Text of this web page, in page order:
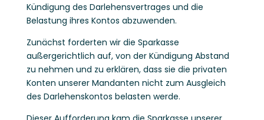
Kündigung des Darlehensvertrages und die
Belastung ihres Kontos abzuwenden.
Zunächst forderten wir die Sparkasse
außergerichtlich auf, von der Kündigung Abstand
zu nehmen und zu erklären, dass sie die privaten
Konten unserer Mandanten nicht zum Ausgleich
des Darlehenskontos belasten werde.